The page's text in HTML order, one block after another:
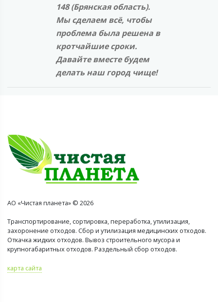
148 (Брянская область).
Мы сделаем всё, чтобы
проблема была решена в
кротчайшие сроки.
Давайте вместе будем
делать наш город чище!
АО «Чистая планета» © 2026
Транспортирование, сортировка, переработка, утилизация,
захоронение отходов. Сбор и утилизация медицинских отходов.
Откачка жидких отходов. Вывоз строительного мусора и
крупногабаритных отходов. Раздельный сбор отходов.
карта сайта